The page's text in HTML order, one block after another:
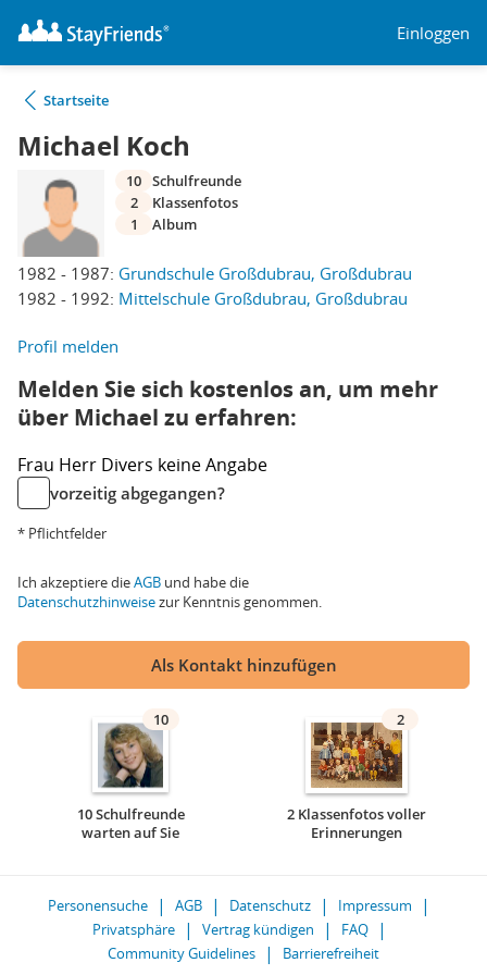
Einloggen
Startseite
Michael Koch
1982 - 1987: Grundschule Großdubrau, Großdubrau
1982 - 1992: Mittelschule Großdubrau, Großdubrau
10 Schulfreunde
2
Klassenfotos
1
Album
Profil melden
Melden Sie sich kostenlos an, um mehr
über Michael zu erfahren:
Frau Herr Divers keine Angabe
vorzeitig abgegangen?
* Pflichtfelder
Ich akzeptiere dieAGB und habe die
Datenschutzhinweisezur Kenntnis genommen.
Als Kontakt hinzufügen
10
10 Schulfreunde
warten auf Sie
2
2 Klassenfotos voller
Erinnerungen
Personensuche AGB Datenschutz
Impressum
Privatsphäre
Vertrag kündigen
FAQ
Community Guidelines
Barrierefreiheit